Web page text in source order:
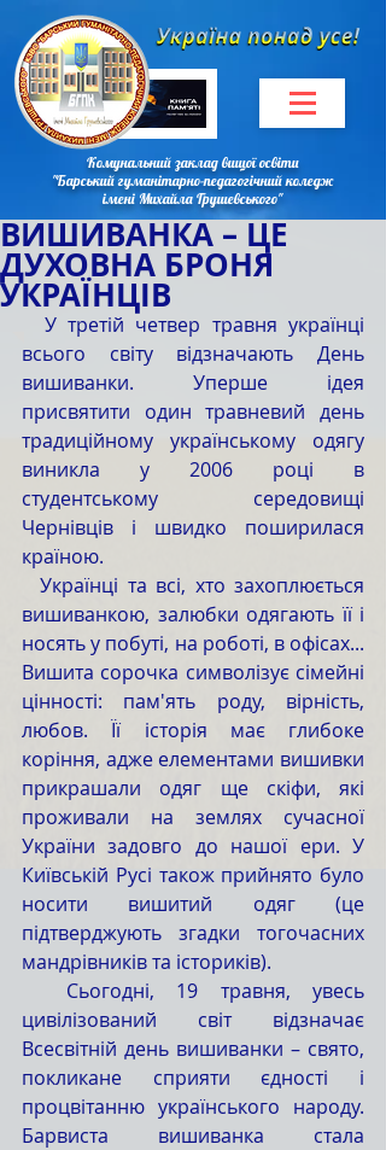
Комунальний заклад вищої освіти
"Барський гуманітарно-педагогічний коледж
імені Михайла Грушевського"
ВИШИВАНКА – ЦЕ
ДУХОВНА БРОНЯ
УКРАЇНЦІВ
всього світу відзначають День
вишиванки. Уперше ідея
присвятити один травневий день
традиційному українському одягу
виникла у 2006 році в
студентському середовищі
Чернівців і швидко поширилася
країною.
вишиванкою, залюбки одягають її і
носять у побуті, на роботі, в офісах...
Вишита сорочка символізує сімейні
цінності: пам'ять роду, вірність,
любов. Її історія має глибоке
коріння, адже елементами вишивки
прикрашали одяг ще скіфи, які
проживали на землях сучасної
України задовго до нашої ери. У
Київській Русі також прийнято було
носити вишитий одяг (це
підтверджують згадки тогочасних
мандрівників та істориків).
цивілізований світ відзначає
Всесвітній день вишиванки – свято,
покликане сприяти єдності і
процвітанню українського народу.
Барвиста вишиванка стала